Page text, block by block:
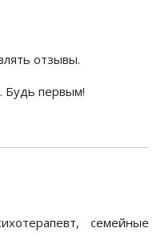
отзывы.
Будь первым!
, семейные